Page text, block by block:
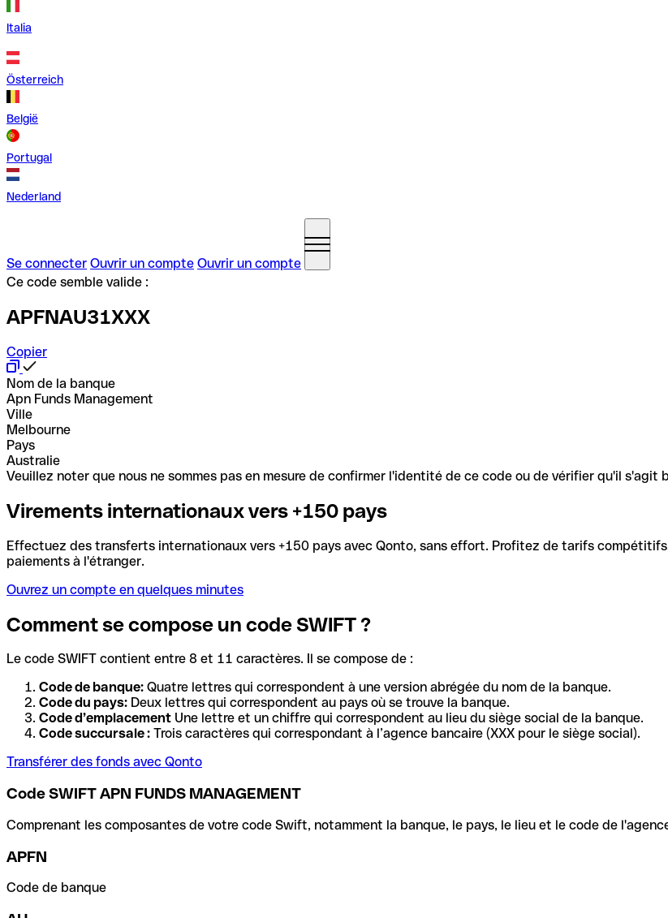
Italia
Österreich
België
Portugal
Nederland
Se connecter Ouvrir un compte Ouvrir un compte
Ce code semble valide :
APFNAU31XXX
Copier
Nom de la banque
Apn Funds Management
Ville
Melbourne
Pays
Australie
Veuillez noter que nous ne sommes pas en mesure de confirmer l'identité de ce code ou de vérifier qu'il s'agit
Virements internationaux vers +150 pays
Effectuez des transferts internationaux vers +150 pays avec Qonto, sans effort. Profitez de tarifs
paiements à l'étranger.
Ouvrez un compte en quelques minutes
Comment se compose un code SWIFT ?
Le code SWIFT contient entre 8 et 11 caractères. Il se compose de :
Code de banque: Quatre lettres qui correspondent à une version abrégée du nom de la banque.
Code du pays: Deux lettres qui correspondent au pays où se trouve la banque.
Code d’emplacement Une lettre et un chiffre qui correspondent au lieu du siège social de la banque.
Code succursale : Trois caractères qui correspondant à l’agence bancaire (XXX pour le siège social).
Transférer des fonds avec Qonto
Code SWIFT APN FUNDS MANAGEMENT
Comprenant les composantes de votre code Swift, notamment la banque, le pays, le lieu et le code de
APFN
Code de banque